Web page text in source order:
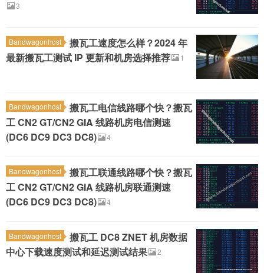
3
Bandwagonhost
搬瓦工速度怎么样？2024 年
最新搬瓦工测试 IP 更新和机房选择推荐
1
Bandwagonhost
搬瓦工电信线路哪个快？搬瓦
工 CN2 GT/CN2 GIA 线路机房电信测速
(DC6 DC9 DC3 DC8)
4
Bandwagonhost
搬瓦工联通线路哪个快？搬瓦
工 CN2 GT/CN2 GIA 线路机房联通测速
(DC6 DC9 DC3 DC8)
4
Bandwagonhost
搬瓦工 DC8 ZNET 机房数据
中心下载速度测试和延迟测试结果
2